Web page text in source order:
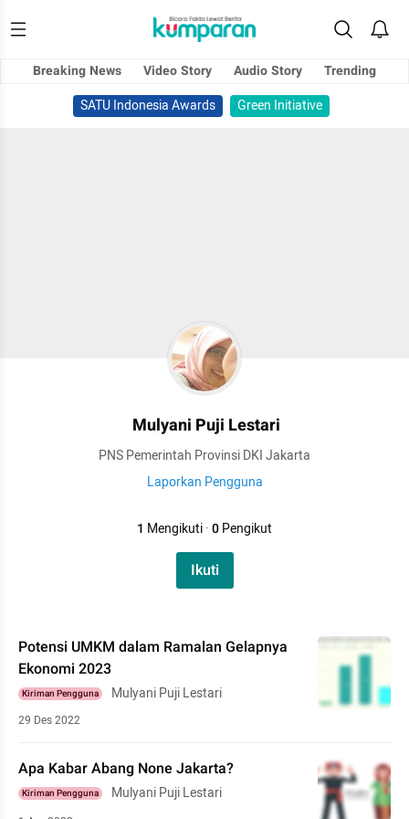
Breaking News Video Story Audio Story
Trending
SATU Indonesia Awards
Green Initiative
Mulyani Puji Lestari
PNS Pemerintah Provinsi DKI Jakarta
Laporkan Pengguna
1 Mengikuti·0Pengikut
Ikuti
Potensi UMKM dalam Ramalan Gelapnya
Ekonomi 2023
Kiriman Pengguna Mulyani Puji Lestari
29 Des 2022
Apa Kabar Abang None Jakarta?
Kiriman Pengguna Mulyani Puji Lestari